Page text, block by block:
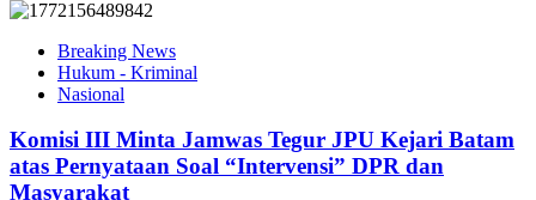
Breaking News
Hukum - Kriminal
Nasional
Komisi III Minta Jamwas Tegur JPU Kejari Batam
atas Pernyataan Soal “Intervensi” DPR dan
Masyarakat